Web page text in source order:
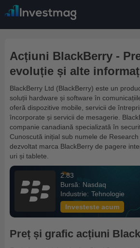
Acțiuni BlackBerry -
evoluție și alte
BlackBerry Ltd (BlackBerry) este un
soluții hardware și software în
oferă dispozitive mobile, servicii de
încorporate și servicii de mesagerie.
companie canadiană specializată în
Cunoscută inițial sub numele de
dezvoltat marca BlackBerry de pagere
uri și tablete.
2.83
Bursă: Nasdaq
Industrie: Tehnologie
Investeste acum
Preț și grafic acțiuni